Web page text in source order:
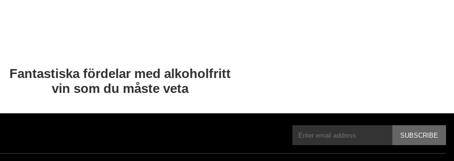
Fantastiska fördelar med alkoholfritt
vin som du måste veta
SUBSCRIBE